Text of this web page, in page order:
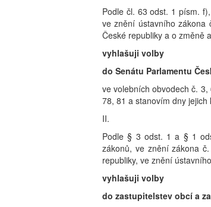
Podle čl. 63 odst. 1 písm.
ve znění ústavního zákona
České republiky a o změně
vyhlašuji volby
do Senátu Parlamentu
ve volebních obvodech č.
78, 81 a stanovím dny
II.
Podle § 3 odst. 1 a § 1
zákonů, ve znění zákona
republiky, ve znění
vyhlašuji volby
do zastupitelstev obcí a